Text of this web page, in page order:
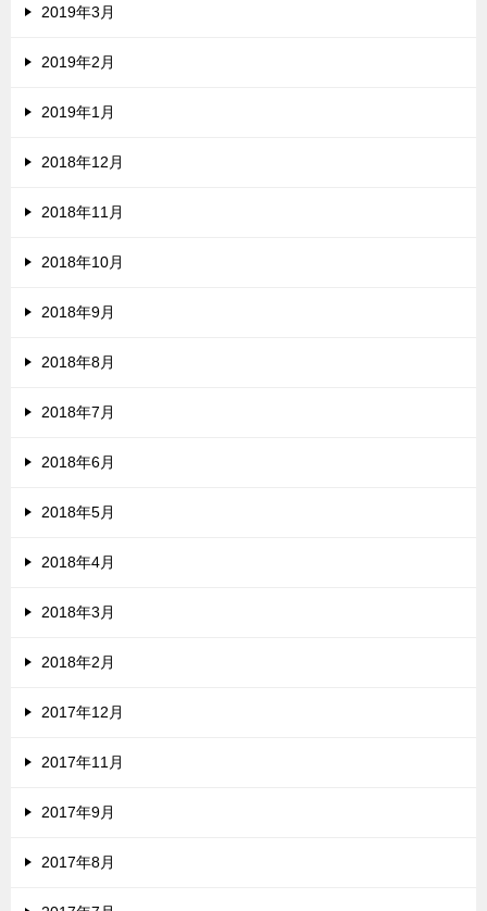
2019年3月
2019年2月
2019年1月
2018年12月
2018年11月
2018年10月
2018年9月
2018年8月
2018年7月
2018年6月
2018年5月
2018年4月
2018年3月
2018年2月
2017年12月
2017年11月
2017年9月
2017年8月